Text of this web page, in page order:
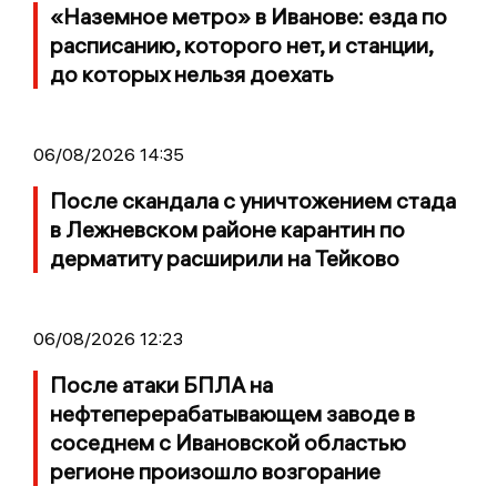
«Наземное метро» в Иванове: езда по
расписанию, которого нет, и станции,
до которых нельзя доехать
06/08/2026 14:35
После скандала с уничтожением стада
в Лежневском районе карантин по
дерматиту расширили на Тейково
06/08/2026 12:23
После атаки БПЛА на
нефтеперерабатывающем заводе в
соседнем с Ивановской областью
регионе произошло возгорание